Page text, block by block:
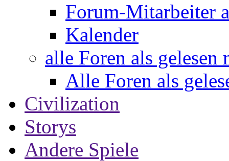
Forum-Mitarbeiter
Kalender
alle Foren als gelesen
Alle Foren als
Civilization
Storys
Andere Spiele